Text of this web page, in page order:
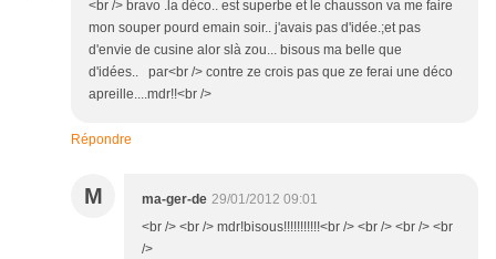
<br /> bravo .la déco.. est superbe et le chausson va me faire
mon souper pourd emain soir.. j'avais pas d'idée.;et pas
d'envie de cusine alor slà zou... bisous ma belle que
d'idées.. par<br /> contre ze crois pas que ze ferai une déco
apreille....mdr!!<br />
Répondre
M ma-ger-de 29/01/2012 09:01
<br /> <br /> mdr!bisous!!!!!!!!!!!<br /> <br /> <br /> <br
/>